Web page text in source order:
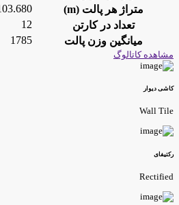
متراژ هر پالت (m)
103.680
تعداد در کارتن
12
میانگین وزن پالت
1785
کاتالوگ
دیوار
Wall